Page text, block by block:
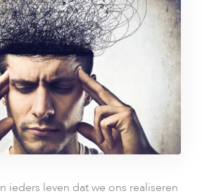
ieders leven dat we ons realiseren